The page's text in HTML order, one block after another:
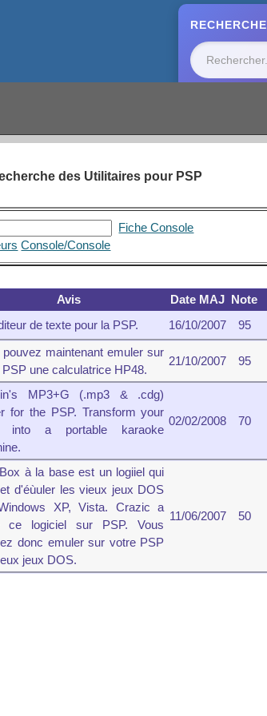
RECHERCHE
des Utilitaires pour PSP
Fiche Console
Console/Console
Avis Date MAJ Note
de texte pour la PSP. 16/10/2007 95
pouvez maintenant emuler sur
une calculatrice HP48.
21/10/2007 95
MP3+G (.mp3 & .cdg)
for the PSP. Transform your
into a portable karaoke
02/02/2008 70
à la base est un logiiel qui
d'éùuler les vieux jeux DOS
XP, Vista. Crazic a
ce logiciel sur PSP. Vous
donc emuler sur votre PSP
jeux DOS.
11/06/2007 50